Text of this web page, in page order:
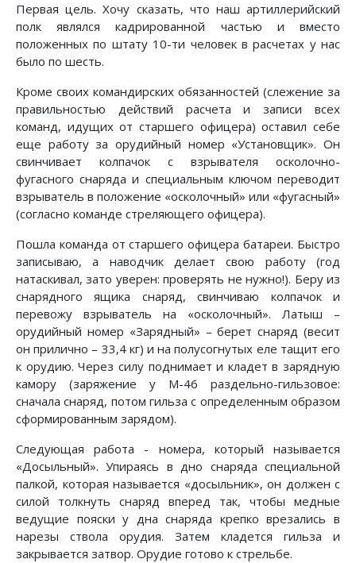
Первая цель. Хочу сказать, что наш артиллерийский
полк являлся кадрированной частью и вместо
положенных по штату 10-ти человек в расчетах у нас
было по шесть.
Кроме своих командирских обязанностей (слежение за
правильностью действий расчета и записи всех
команд, идущих от старшего офицера) оставил себе
еще работу за орудийный номер «Установщик». Он
свинчивает колпачок с взрывателя осколочно-
фугасного снаряда и специальным ключом переводит
взрыватель в положение «осколочный» или «фугасный»
(согласно команде стреляющего офицера).
Пошла команда от старшего офицера батареи. Быстро
записываю, а наводчик делает свою работу (год
натаскивал, зато уверен: проверять не нужно!). Беру из
снарядного ящика снаряд, свинчиваю колпачок и
перевожу взрыватель на «осколочный». Латыш –
орудийный номер «Зарядный» – берет снаряд (весит
он прилично – 33,4 кг) и на полусогнутых еле тащит его
к орудию. Через силу поднимает и кладет в зарядную
камору (заряжение у М-46 раздельно-гильзовое:
сначала снаряд, потом гильза с определенным образом
сформированным зарядом).
Следующая работа - номера, который называется
«Досыльный». Упираясь в дно снаряда специальной
палкой, которая называется «досыльник», он должен с
силой толкнуть снаряд вперед так, чтобы медные
ведущие пояски у дна снаряда крепко врезались в
нарезы ствола орудия. Затем кладется гильза и
закрывается затвор. Орудие готово к стрельбе.